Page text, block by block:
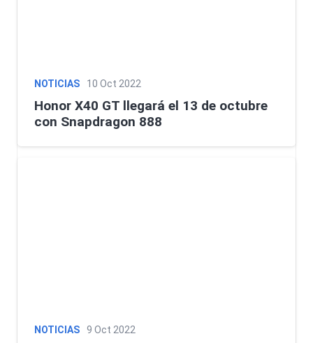
NOTICIAS 10 Oct 2022
Honor X40 GT llegará el 13 de octubre
con Snapdragon 888
NOTICIAS 9 Oct 2022